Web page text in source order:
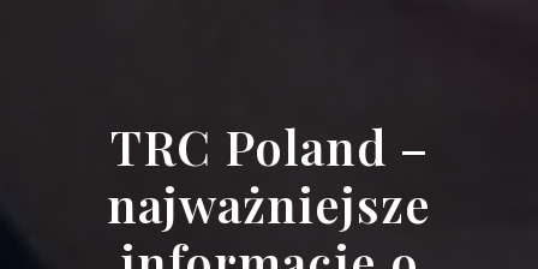
TRC Poland –
najważniejsze